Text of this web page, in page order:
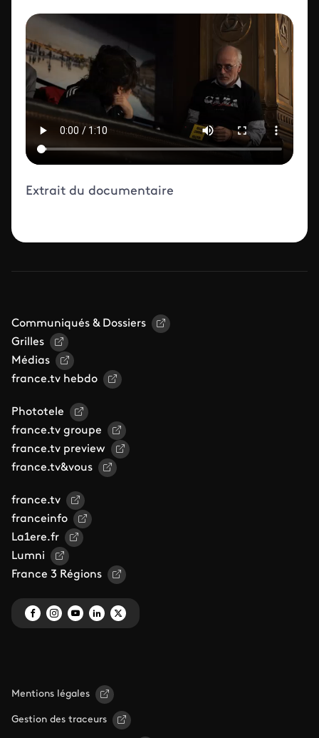
Video file
Extrait du documentaire
Communiqués & Dossiers
Grilles
Médias
france.tv hebdo
Phototele
france.tv groupe
france.tv preview
france.tv&vous
france.tv
franceinfo
La1ere.fr
Lumni
France 3 Régions
Mentions légales
Gestion des traceurs